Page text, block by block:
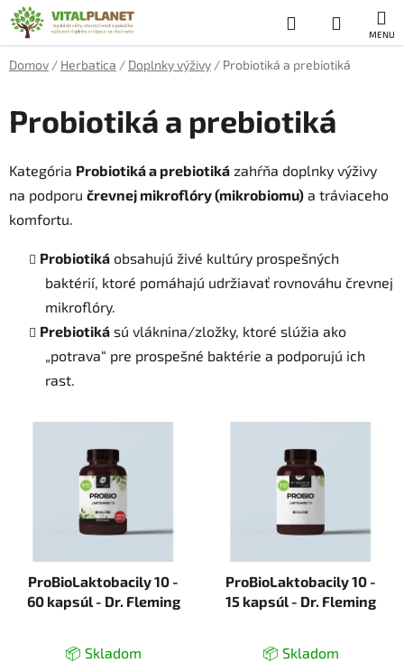
Prejsť
na
obsah
Hľadať
KOŠÍK
Domov / Herbatica / Doplnky výživy / Probiotiká a prebiotiká
Probiotiká a prebiotiká
Kategória Probiotiká a prebiotiká zahŕňa doplnky výživy
na podporu črevnej mikroflóry (mikrobiomu) a tráviaceho
komfortu.
Probiotiká obsahujú živé kultúry prospešných
baktérií, ktoré pomáhajú udržiavať rovnováhu črevnej
mikroflóry.
Prebiotiká sú vláknina/zložky, ktoré slúžia ako
„potrava“ pre prospešné baktérie a podporujú ich
rast.
ProBioLaktobacily 10 -
60 kapsúl - Dr. Fleming
📦 Skladom
ProBioLaktobacily 10 -
15 kapsúl - Dr. Fleming
📦 Skladom